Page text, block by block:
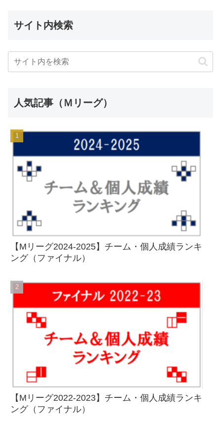
サイト内検索
人気記事（Ｍリーグ）
【Mリーグ2024-2025】チーム・個人成績ランキ
ング（ファイナル）
【Mリーグ2022-2023】チーム・個人成績ランキ
ング（ファイナル）